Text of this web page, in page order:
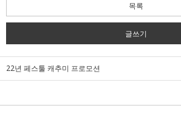
목록
글쓰기
22년 페스툴 캐추미 프로모션